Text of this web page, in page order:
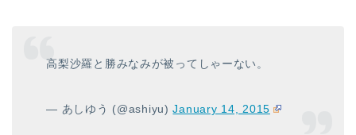
高梨沙羅と勝みなみが被ってしゃーない。
— あしゆう (@ashiyu)January 14, 2015